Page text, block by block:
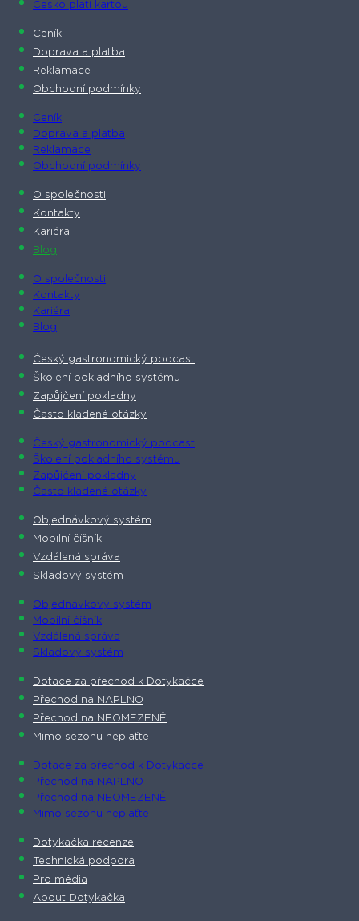
Česko platí kartou
Ceník
Doprava a platba
Reklamace
Obchodní podmínky
Ceník
Doprava a platba
Reklamace
Obchodní podmínky
O společnosti​
Kontakty
Kariéra
Blog
O společnosti​
Kontakty
Kariéra
Blog
Český gastronomický podcast​
Školení pokladního systému
Zapůjčení pokladny
Často kladené otázky
Český gastronomický podcast​
Školení pokladního systému
Zapůjčení pokladny
Často kladené otázky
Objednávkový systém
Mobilní číšník
Vzdálená správa
Skladový systém
Objednávkový systém
Mobilní číšník
Vzdálená správa
Skladový systém
Dotace za přechod k Dotykačce
Přechod na NAPLNO
Přechod na NEOMEZENĚ
Mimo sezónu neplaťte
Dotace za přechod k Dotykačce
Přechod na NAPLNO
Přechod na NEOMEZENĚ
Mimo sezónu neplaťte
Dotykačka recenze
Technická podpora
Pro média
About Dotykačka